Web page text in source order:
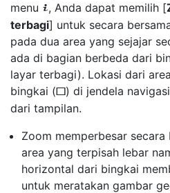
menu i, Anda dapat memilih [
terbagi] untuk secara
pada dua area yang sejajar
ada di bagian berbeda dari
layar terbagi). Lokasi dari
bingkai (r) di jendela
dari tampilan.
Zoom memperbesar secara
area yang terpisah lebar
horizontal dari bingkai
untuk meratakan gambar